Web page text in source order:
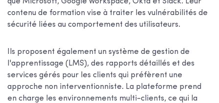
contenu de formation vise à traiter les vulnérabilités de
sécurité liées au comportement des utilisateurs.
Ils proposent également un système de gestion de
l'apprentissage (LMS), des rapports détaillés et des
services gérés pour les clients qui préfèrent une
approche non interventionniste. La plateforme prend
en charge les environnements multi-clients, ce qui la